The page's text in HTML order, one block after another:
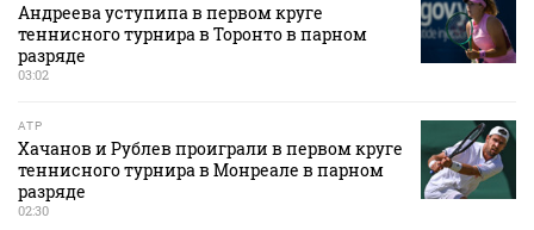
Андреева уступипа в первом круге
теннисного турнира в Торонто в парном
разряде
03:02
ATP
Хачанов и Рублев проиграли в первом круге
теннисного турнира в Монреале в парном
разряде
02:30